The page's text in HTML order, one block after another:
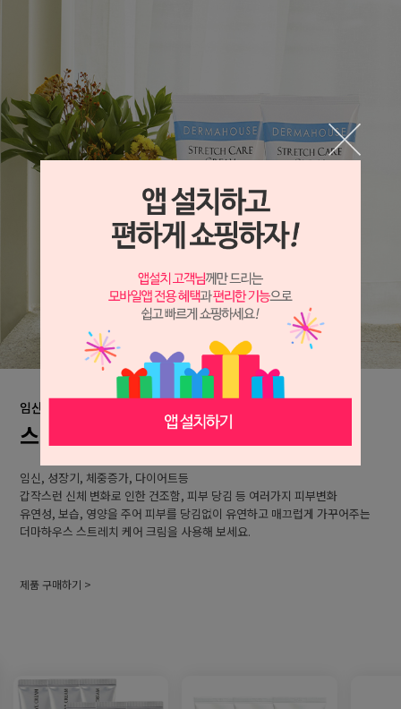
임산부/청소년기/건조한바디
스트레치 케어 크림
임신, 성장기, 체중증가, 다이어트등
갑작스런 신체 변화로 인한 건조함, 피부 당김 등 여러가지 피부변화
유연성, 보습, 영양을 주어 피부를 당김없이 유연하고 매끄럽게 가꾸어주는
더마하우스 스트레치 케어 크림을 사용해 보세요.
제품 구매하기 >